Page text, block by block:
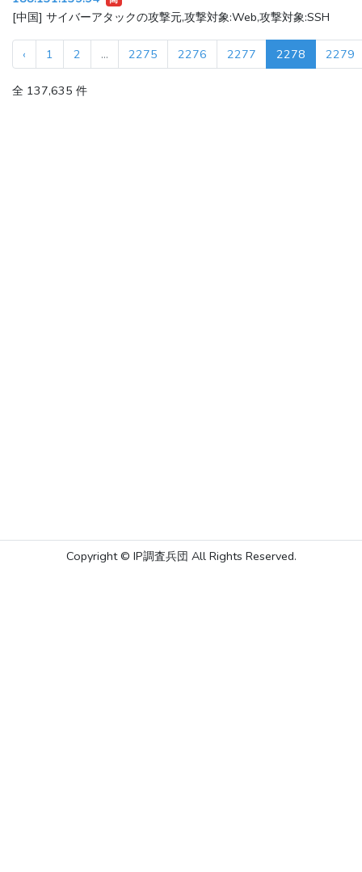
[中国] サイバーアタックの攻撃元,攻撃対象:Web,攻撃対象:SSH
‹ 1 2 ... 2275 2276 2277 2278 2279
全 137,635 件
Copyright © IP調査兵団 All Rights Reserved.